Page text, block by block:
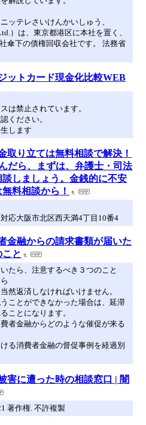
ッテレさいけんかいしゅう、
）は、東京都港区に本社を置く、
傘下の債権回収会社です。 法務省
ットカード現金化比較WEB
は禁止されています。
ください。
します
取り立ては無料相談で解決！
だら、まずは、弁護士・司法
しましょう。金銭的に不安
料相談から！
応大阪市北区西天満4丁目10番4
金融からの請求書類が届いた
と
たら、注意するべき３つのこと
然返済しなければいけません。
ことができなかった場合は、延滞
ことになります。
者金融からどのような催促が来る
る消費者金融の督促事例を経過別
害に遭った時の相談窓口 | 闇
著作権. 不許複製